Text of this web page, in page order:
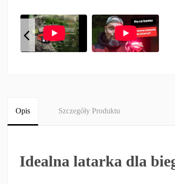
Opis Szczegóły Produktu
Idealna latarka dla